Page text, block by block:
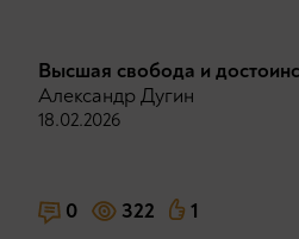
Высшая свобода и
Александр Дугин
18.02.2026
0 322 1